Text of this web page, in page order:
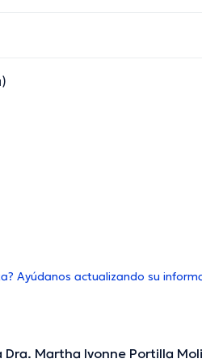
Ayúdanos actualizando su
Dra. Martha Ivonne Portilla